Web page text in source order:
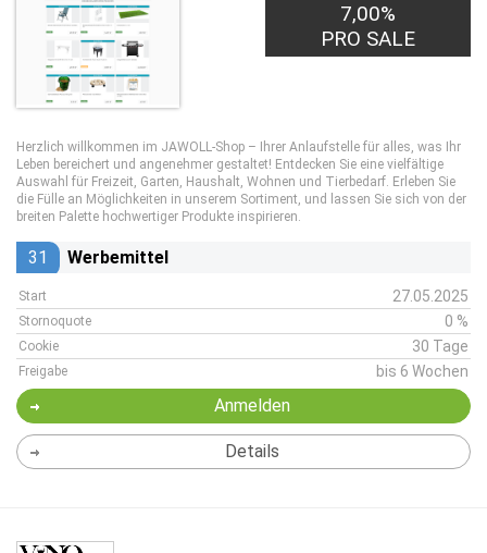
7,00%
PRO SALE
Herzlich willkommen im JAWOLL-Shop – Ihrer Anlaufstelle für alles, was Ihr
Leben bereichert und angenehmer gestaltet! Entdecken Sie eine vielfältige
Auswahl für Freizeit, Garten, Haushalt, Wohnen und Tierbedarf. Erleben Sie
die Fülle an Möglichkeiten in unserem Sortiment, und lassen Sie sich von der
breiten Palette hochwertiger Produkte inspirieren.
31 Werbemittel
Start 27.05.2025
Stornoquote 0 %
Cookie 30 Tage
Freigabe bis 6 Wochen
Anmelden
Details